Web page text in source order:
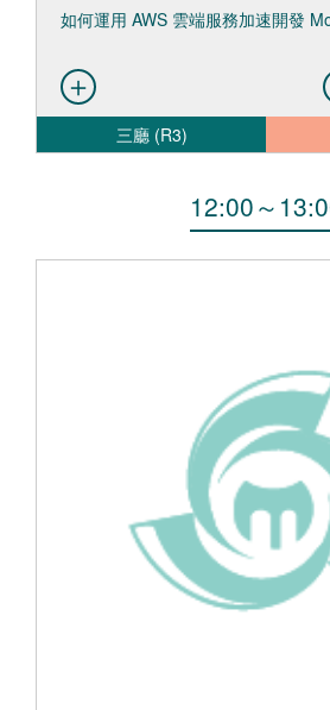
如何運用 AWS 雲端服務加速開發
三廳 (R3)
12:00～